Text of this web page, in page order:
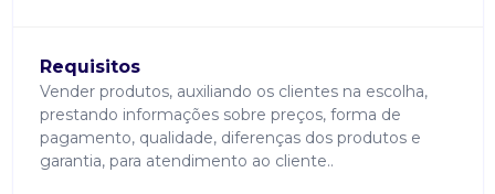
Requisitos
Vender produtos, auxiliando os clientes na escolha,
prestando informações sobre preços, forma de
pagamento, qualidade, diferenças dos produtos e
garantia, para atendimento ao cliente..